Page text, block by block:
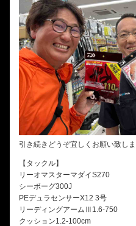
引き続きどうぞ宜しくお願い致し
【タックル】
リーオマスターマダイS270
シーボーグ300J
PEデュラセンサーX12 3号
リーディングアームⅢ1.6-750
クッション1.2-100cm